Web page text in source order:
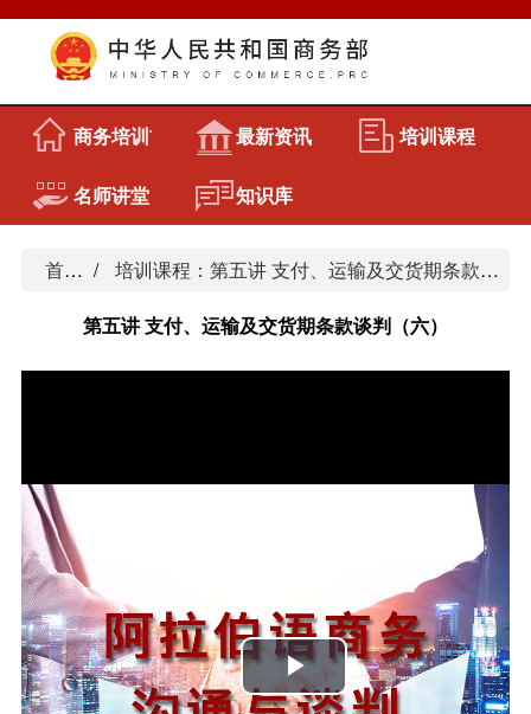
商务培训首页 最新资讯 培训课程
名师讲堂 知识库
首页 培训课程：第五讲 支付、运输及交货期条款谈判
第五讲 支付、运输及交货期条款谈判（六）
播